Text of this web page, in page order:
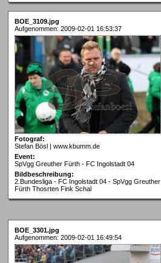
BOE_3109.jpg
Aufgenommen: 2009-02-01 16:53:37
Fotograf:
Stefan Bösl | www.kbumm.de
Event:
SpVgg Greuther Fürth - FC Ingolstadt 04
Bildbeschreibung:
2.Bundesliga - FC Ingolstadt 04 - SpVgg Greuther
Fürth Thosrten Fink Schal
BOE_3301.jpg
Aufgenommen: 2009-02-01 16:49:54